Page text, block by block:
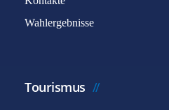
Wahlergebnisse
Tourismus